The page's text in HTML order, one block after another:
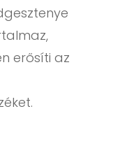
erősíti az